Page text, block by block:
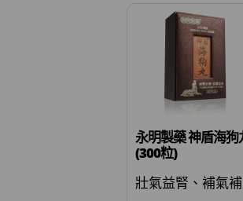
永明製藥 神盾海狗
(300粒)
壯氣益腎、補氣